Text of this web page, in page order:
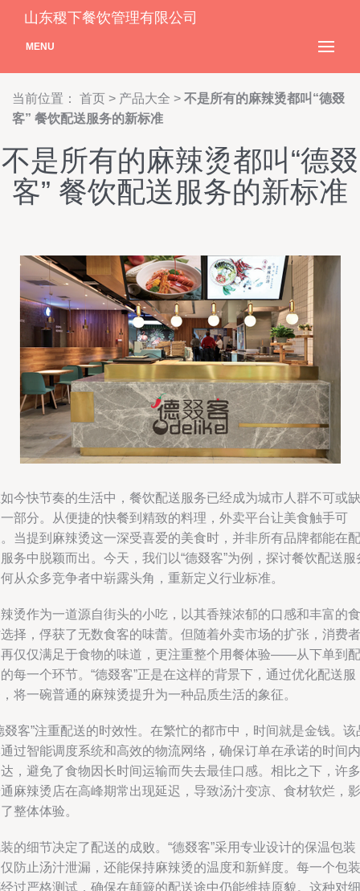
山东稷下餐饮管理有限公司
MENU
当前位置： 首页 > 产品大全 > 不是所有的麻辣烫都叫“德叕
客” 餐饮配送服务的新标准
不是所有的麻辣烫都叫“德叕
客” 餐饮配送服务的新标准
今快节奏的生活中，餐饮配送服务已经成为城市人群不可或缺
部分。从便捷的快餐到精致的料理，外卖平台让美食触手可
当提到麻辣烫这一深受喜爱的美食时，并非所有品牌都能在配
务中脱颖而出。今天，我们以“德叕客”为例，探讨餐饮配送服
从众多竞争者中崭露头角，重新定义行业标准。
烫作为一道源自街头的小吃，以其香辣浓郁的口感和丰富的食
择，俘获了无数食客的味蕾。但随着外卖市场的扩张，消费者
仅仅满足于食物的味道，更注重整个用餐体验——从下单到配
每一个环节。“德叕客”正是在这样的背景下，通过优化配送服
将一碗普通的麻辣烫提升为一种品质生活的象征。
叕客”注重配送的时效性。在繁忙的都市中，时间就是金钱。该
过智能调度系统和高效的物流网络，确保订单在承诺的时间内
，避免了食物因长时间运输而失去最佳口感。相比之下，许多
麻辣烫店在高峰期常出现延迟，导致汤汁变凉、食材软烂，影
整体体验。
的细节决定了配送的成败。“德叕客”采用专业设计的保温包装
防止汤汁泄漏，还能保持麻辣烫的温度和新鲜度。每一个包装
过严格测试，确保在颠簸的配送途中仍能维持原貌。这种对细